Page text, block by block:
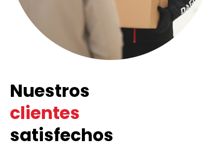
Nuestros
clientes
satisfechos